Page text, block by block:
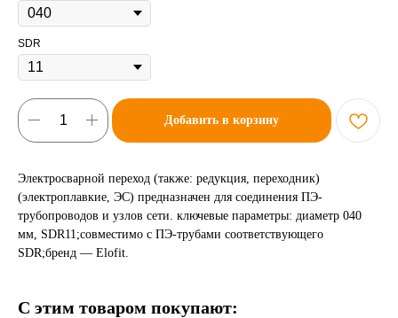
SDR
Добавить в корзину
Электросварной переход (также: редукция, переходник)
(электроплавкие, ЭС) предназначен для соединения ПЭ-
трубопроводов и узлов сети. ключевые параметры: диаметр 040
мм, SDR11;совместимо с ПЭ-трубами соответствующего
SDR;бренд — Elofit.
С этим товаром покупают: